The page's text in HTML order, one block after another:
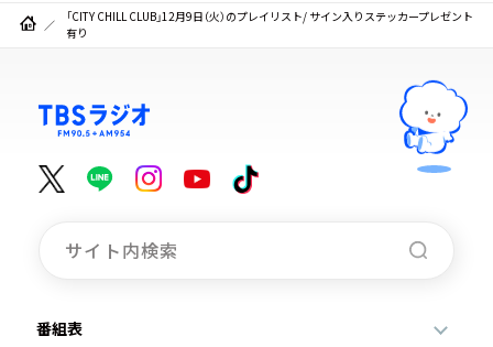
「CITY CHILL CLUB」12月9日（火）のプレイリスト/ サイン入りステッカープレゼント
有り
番組表